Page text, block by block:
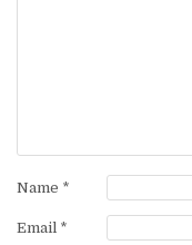
Name *
Email *